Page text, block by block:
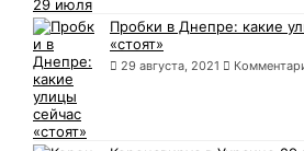
Пробки в Днепре: какие
«стоят»
29 августа, 2021